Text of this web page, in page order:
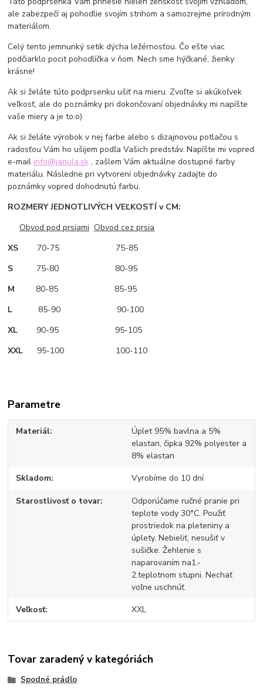
ale zabezpečí aj pohodlie svojím strihom a samozrejme prírodným
materiálom.
Celý tento jemnunký setik dýcha ležérnosťou. Čo ešte viac
podčiarklo pocit pohodlíčka v ňom. Nech sme hýčkané, žienky
krásne!
Ak si želáte túto podprsenku ušiť na mieru. Zvoľte si akúkoľvek
veľkosť, ale do poznámky pri dokončovaní objednávky mi napíšte
vaše miery a je to:o)
Ak si želáte výrobok v nej farbe alebo s dizajnovou potlačou s
radosťou Vám ho ušijem podľa Vašich predstáv. Napíšte mi vopred
e-mail info@janula.sk , zašlem Vám aktuálne dostupné farby
materiálu. Následne pri vytvorení objednávky zadajte do
poznámky vopred dohodnutú farbu.
ROZMERY JEDNOTLIVÝCH VEĽKOSTÍ v CM:
Obvod pod prsiami Obvod cez prsia
XS 70-75 75-85
S 75-80 80-95
M 80-85 85-95
L 85-90 90-100
XL 90-95 95-105
XXL 95-100 100-110
Parametre
Materiál
Úplet 95% bavlna a 5%
elastan, čipka 92% polyester a
8% elastan
Skladom Vyrobíme do 10 dní
Starostlivosť o tovar
Odporúčame ručné pranie pri
teplote vody 30°C. Použiť
prostriedok na pleteniny a
úplety. Nebieliť, nesušiť v
sušičke. Žehlenie s
naparovaním na1.-
2.teplotnom stupni. Nechať
voľne uschnúť.
Veľkosť XXL
Tovar zaradený v kategóriách
Spodné prádlo